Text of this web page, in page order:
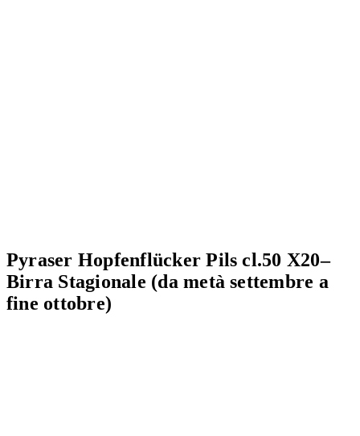
Pyraser Hopfenflücker Pils cl.50 X20–
Birra Stagionale (da metà settembre a
fine ottobre)